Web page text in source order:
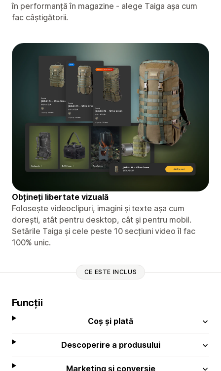
în performanță în magazine - alege Taiga așa cum
fac câștigătorii.
Obțineți libertate vizuală
Folosește videoclipuri, imagini și texte așa cum
dorești, atât pentru desktop, cât și pentru mobil.
Setările Taiga și cele peste 10 secțiuni video îl fac
100% unic.
CE ESTE INCLUS
Funcții
Coș și plată
Descoperire a produsului
Marketing și conversie